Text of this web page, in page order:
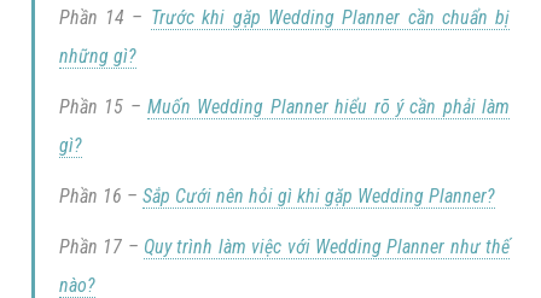
Phần 14 – Trước khi gặp Wedding Planner cần chuẩn bị
những gì?
Phần 15 – Muốn Wedding Planner hiểu rõ ý cần phải làm
gì?
Phần 16 – Sắp Cưới nên hỏi gì khi gặp Wedding Planner?
Phần 17 – Quy trình làm việc với Wedding Planner như thế
nào?